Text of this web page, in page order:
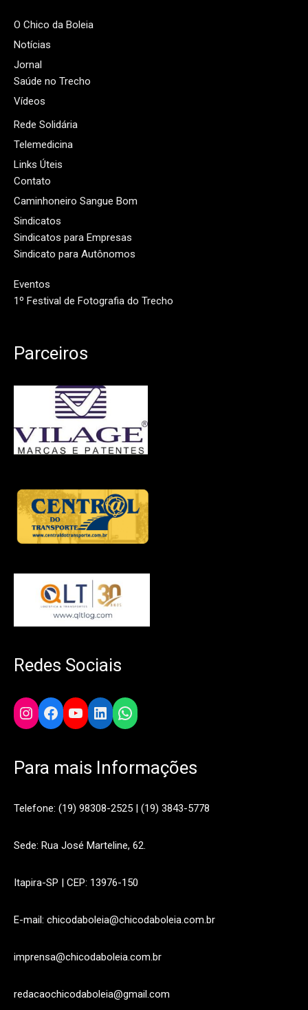
O Chico da Boleia
Notícias
Jornal
Saúde no Trecho
Vídeos
Rede Solidária
Telemedicina
Links Úteis
Contato
Caminhoneiro Sangue Bom
Sindicatos
Sindicatos para Empresas
Sindicato para Autônomos
Eventos
1º Festival de Fotografia do Trecho
Parceiros
Redes Sociais
Instagram
Facebook
YouTube
LinkedIn
WhatsApp
Para mais Informações
Telefone: (19) 98308-2525 | (19) 3843-5778
Sede: Rua José Marteline, 62.
Itapira-SP | CEP: 13976-150
E-mail: chicodaboleia@chicodaboleia.com.br
imprensa@chicodaboleia.com.br
redacaochicodaboleia@gmail.com